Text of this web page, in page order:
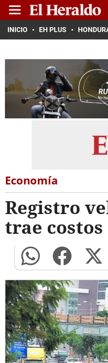
INICIO EH PLUS
Economía
Registro
trae